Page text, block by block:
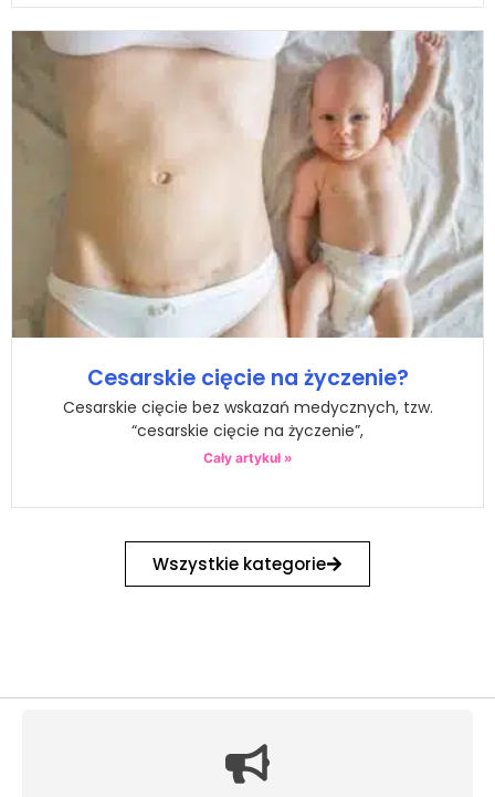
Cesarskie cięcie na życzenie?
Cesarskie cięcie bez wskazań medycznych, tzw.
“cesarskie cięcie na życzenie”,
Cały artykuł »
Wszystkie kategorie